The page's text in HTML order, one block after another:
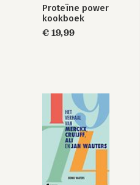
Proteïne power
kookboek
€ 19,99